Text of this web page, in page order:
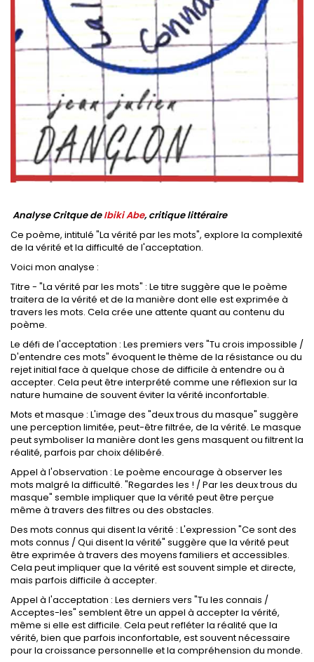
Analyse Critque deIbiki Abe, critique littéraire
Ce poème, intitulé "La vérité par les mots", explore la complexité
de la vérité et la difficulté de l'acceptation.
Voici mon analyse :
Titre - "La vérité par les mots" : Le titre suggère que le poème
traitera de la vérité et de la manière dont elle est exprimée à
travers les mots. Cela crée une attente quant au contenu du
poème.
Le défi de l'acceptation : Les premiers vers "Tu crois impossible /
D'entendre ces mots" évoquent le thème de la résistance ou du
rejet initial face à quelque chose de difficile à entendre ou à
accepter. Cela peut être interprété comme une réflexion sur la
nature humaine de souvent éviter la vérité inconfortable.
Mots et masque : L'image des "deux trous du masque" suggère
une perception limitée, peut-être filtrée, de la vérité. Le masque
peut symboliser la manière dont les gens masquent ou filtrent la
réalité, parfois par choix délibéré.
Appel à l'observation : Le poème encourage à observer les
mots malgré la difficulté. "Regardes les ! / Par les deux trous du
masque" semble impliquer que la vérité peut être perçue
même à travers des filtres ou des obstacles.
Des mots connus qui disent la vérité : L'expression "Ce sont des
mots connus / Qui disent la vérité" suggère que la vérité peut
être exprimée à travers des moyens familiers et accessibles.
Cela peut impliquer que la vérité est souvent simple et directe,
mais parfois difficile à accepter.
Appel à l'acceptation : Les derniers vers "Tu les connais /
Acceptes-les" semblent être un appel à accepter la vérité,
même si elle est difficile. Cela peut refléter la réalité que la
vérité, bien que parfois inconfortable, est souvent nécessaire
pour la croissance personnelle et la compréhension du monde.